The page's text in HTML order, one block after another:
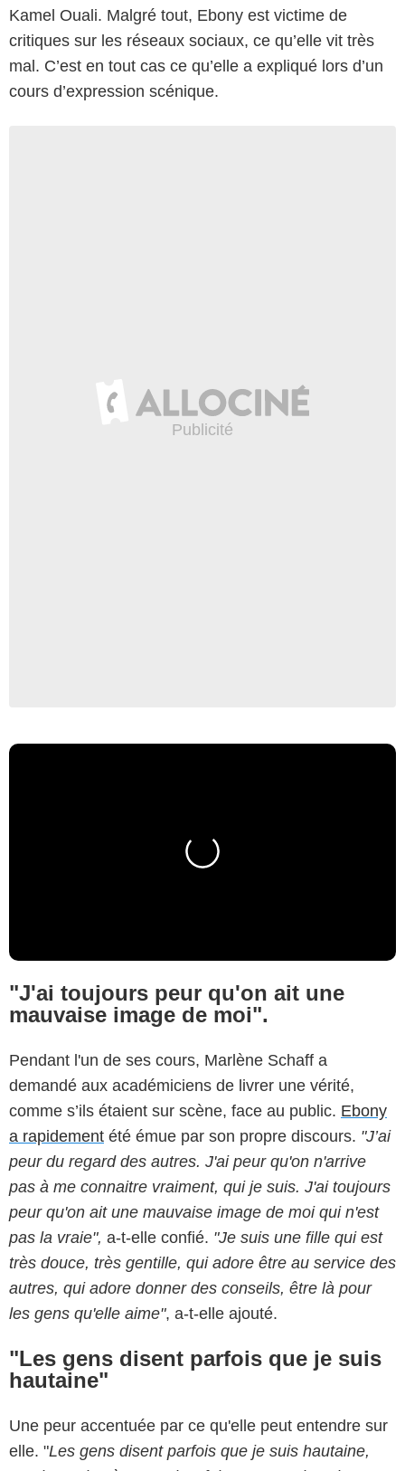
Kamel Ouali. Malgré tout, Ebony est victime de
critiques sur les réseaux sociaux, ce qu’elle vit très
mal. C’est en tout cas ce qu’elle a expliqué lors d’un
cours d’expression scénique.
"J'ai toujours peur qu'on ait une
mauvaise image de moi".
Pendant l'un de ses cours, Marlène Schaff a
demandé aux académiciens de livrer une vérité,
comme s’ils étaient sur scène, face au public. Ebony
a rapidement été émue par son propre discours. "J’ai
peur du regard des autres. J'ai peur qu'on n'arrive
pas à me connaitre vraiment, qui je suis. J'ai toujours
peur qu'on ait une mauvaise image de moi qui n'est
pas la vraie", a-t-elle confié. "Je suis une fille qui est
très douce, très gentille, qui adore être au service des
autres, qui adore donner des conseils, être là pour
les gens qu'elle aime", a-t-elle ajouté.
"Les gens disent parfois que je suis
hautaine"
Une peur accentuée par ce qu'elle peut entendre sur
elle. "Les gens disent parfois que je suis hautaine,